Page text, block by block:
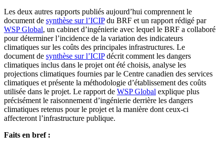
Les deux autres rapports publiés aujourd’hui comprennent le
document de synthèse sur l’ICIPdu BRF et un rapport rédigé par
WSP Global, un cabinet d’ingénierie avec lequel le BRF a collaboré
pour déterminer l’incidence de la variation des indicateurs
climatiques sur les coûts des principales infrastructures. Le
document de synthèse sur l’ICIPdécrit comment les dangers
climatiques inclus dans le projet ont été choisis, analyse les
projections climatiques fournies par le Centre canadien des services
climatiques et présente la méthodologie d’établissement des coûts
utilisée dans le projet. Le rapport de WSP Global explique plus
précisément le raisonnement d’ingénierie derrière les dangers
climatiques retenus pour le projet et la manière dont ceux-ci
affecteront l’infrastructure publique.
Faits en bref :